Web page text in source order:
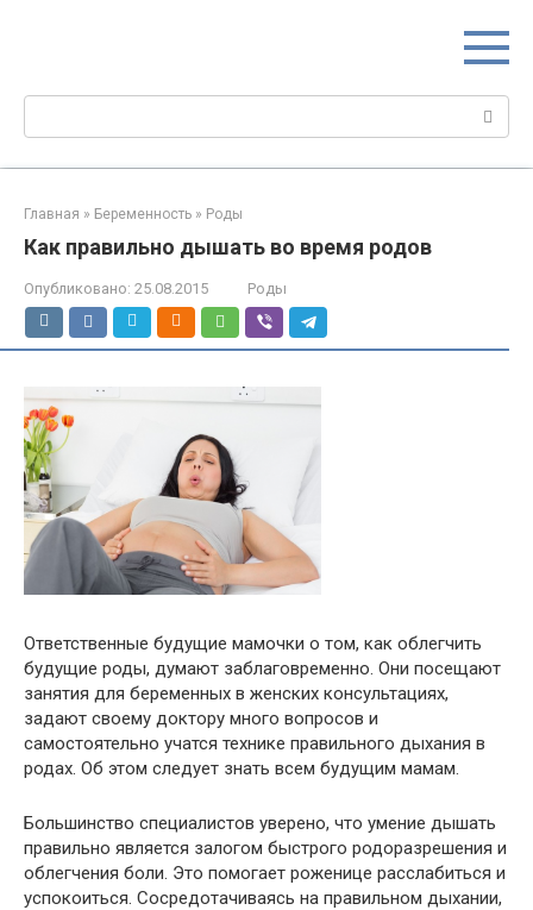
Поиск:
Главная » Беременность » Роды
Как правильно дышать во время родов
Опубликовано: 25.08.2015 Роды
Ответственные будущие мамочки о том, как облегчить
будущие роды, думают заблаговременно. Они посещают
занятия для беременных в женских консультациях,
задают своему доктору много вопросов и
самостоятельно учатся технике правильного дыхания в
родах. Об этом следует знать всем будущим мамам.
Большинство специалистов уверено, что умение дышать
правильно является залогом быстрого родоразрешения и
облегчения боли. Это помогает роженице расслабиться и
успокоиться. Сосредотачиваясь на правильном дыхании,